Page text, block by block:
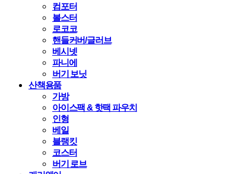
컴포터
볼스터
로코코
핸들커버/글러브
베시넷
파니에
버기 보닛
산책용품
가방
아이스팩 & 핫팩 파우치
인형
베일
블랭킷
코스터
버기 로브